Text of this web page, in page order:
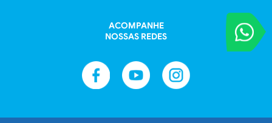
VOCÊ
Entre em
ACOMPANHE
NOSSAS REDES